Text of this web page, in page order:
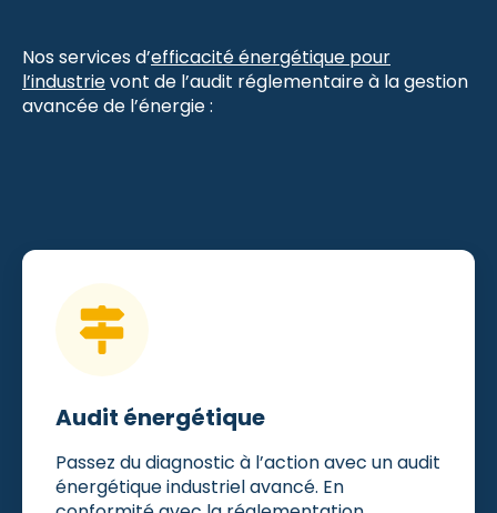
Nos services d’efficacité énergétique pour
l’industrievont de l’audit réglementaire à la gestion
avancée de l’énergie :
Audit énergétique
Passez du diagnostic à l’action avec un audit
énergétique industriel avancé. En